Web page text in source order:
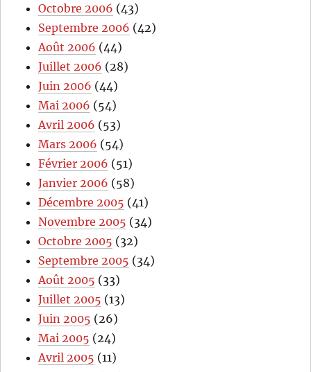
Octobre 2006 (43)
Septembre 2006 (42)
Août 2006 (44)
Juillet 2006 (28)
Juin 2006 (44)
Mai 2006 (54)
Avril 2006 (53)
Mars 2006 (54)
Février 2006 (51)
Janvier 2006 (58)
Décembre 2005 (41)
Novembre 2005 (34)
Octobre 2005 (32)
Septembre 2005 (34)
Août 2005 (33)
Juillet 2005 (13)
Juin 2005 (26)
Mai 2005 (24)
Avril 2005 (11)